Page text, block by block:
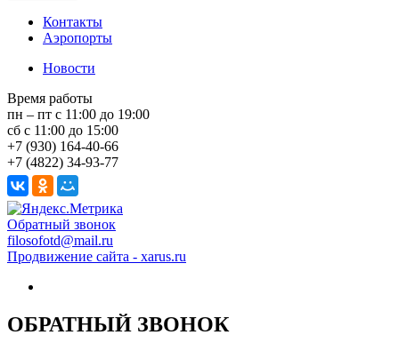
Контакты
Аэропорты
Новости
Время работы
пн – пт с 11:00 до 19:00
сб с 11:00 до 15:00
+7 (930) 164-40-66
+7 (4822) 34-93-77
Обратный звонок
filosofotd@mail.ru
Продвижение сайта - xarus.ru
ОБРАТНЫЙ ЗВОНОК